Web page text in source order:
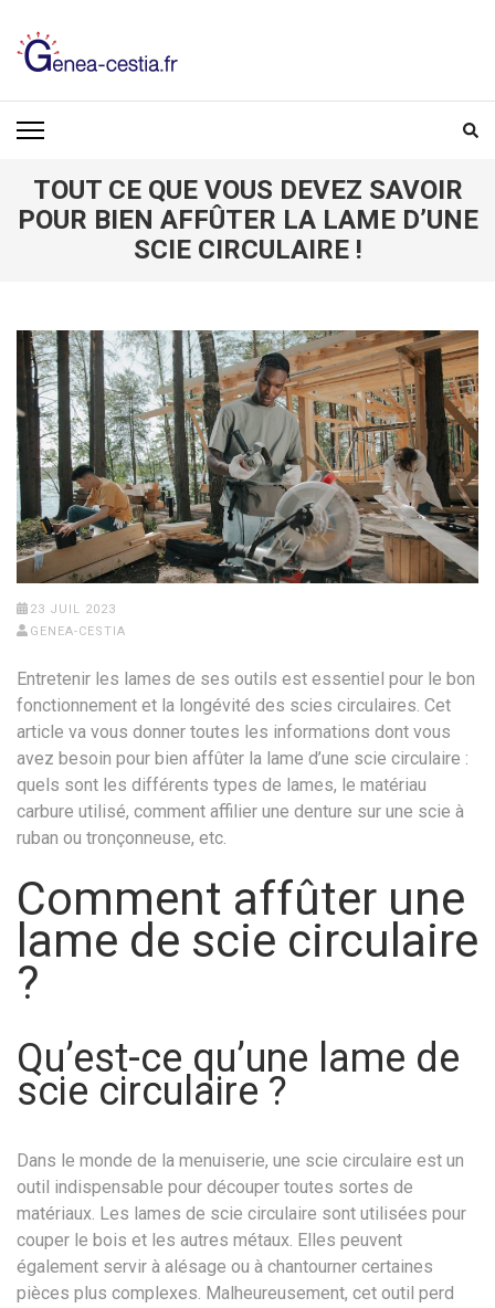
contenu
Entrée)
GENEA-CESTIA.FR
TOUT CE QUE VOUS DEVEZ SAVOIR
POUR BIEN AFFÛTER LA LAME D’UNE
SCIE CIRCULAIRE !
23 JUIL 2023
GENEA-CESTIA
Entretenir les lames de ses outils est essentiel pour le bon
fonctionnement et la longévité des scies circulaires. Cet
article va vous donner toutes les informations dont vous
avez besoin pour bien affûter la lame d’une scie circulaire :
quels sont les différents types de lames, le matériau
carbure utilisé, comment affilier une denture sur une scie à
ruban ou tronçonneuse, etc.
Comment affûter une
lame de scie circulaire
?
Qu’est-ce qu’une lame de
scie circulaire ?
Dans le monde de la menuiserie, une scie circulaire est un
outil indispensable pour découper toutes sortes de
matériaux. Les lames de scie circulaire sont utilisées pour
couper le bois et les autres métaux. Elles peuvent
également servir à alésage ou à chantourner certaines
pièces plus complexes. Malheureusement, cet outil perd